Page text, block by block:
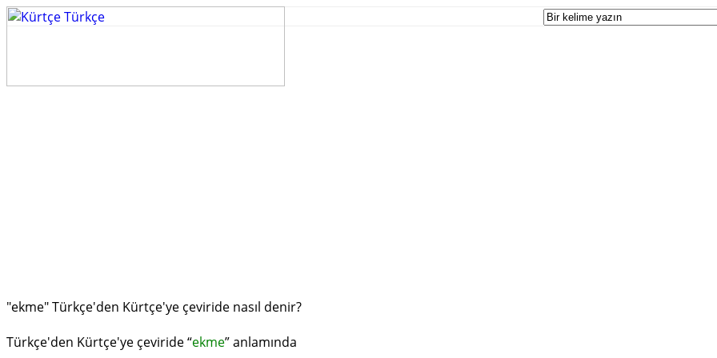
"ekme" Türkçe'den Kürtçe'ye çeviride nasıl denir?
Türkçe'den Kürtçe'ye çeviride “ekme” anlamında